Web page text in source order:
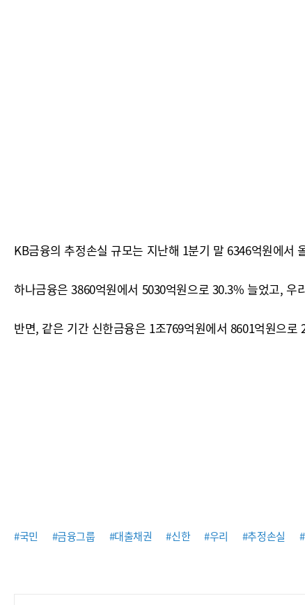
KB금융의 추정손실 규모는 지난해 1분기 말 6346억원에서
하나금융은 3860억원에서 5030억원으로 30.3% 늘었고,
반면, 같은 기간 신한금융은 1조769억원에서 8601억원으
#국민 #금융그룹 #대출채권 #신한 #우리 #추정손실